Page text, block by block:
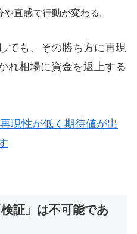
や直感で行動が変わる。
ても、その勝ち方に再現
れ相場に資金を返上する
現性が低く期待値が出
証」は不可能であ